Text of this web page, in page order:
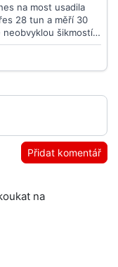
Přidat komentář
na